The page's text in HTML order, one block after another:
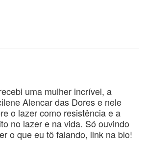
uma mulher incrível, a
Alencar das Dores e nele
o lazer como resistência e a
no lazer e na vida. Só ouvindo
o que eu tô falando, link na bio!